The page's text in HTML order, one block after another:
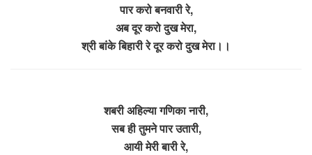
पार करो बनवारी रे,
अब दूर करो दुख मेरा,
श्री बांके बिहारी रे दूर करो दुख मेरा।।
शबरी अहिल्या गणिका नारी,
सब ही तुमने पार उतारी,
आयी मेरी बारी रे,